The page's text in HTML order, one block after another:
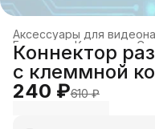
Аксессуары для
Каталог
Главная
Коннектор
с клеммной
240 ₽610 ₽